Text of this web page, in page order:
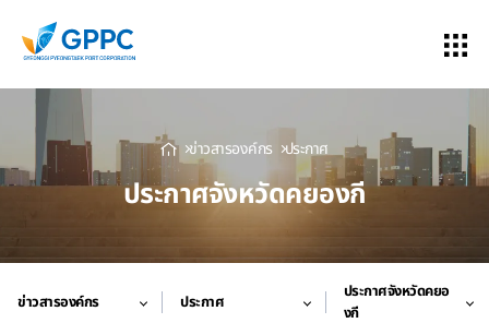
ข่าวสารองค์กร ประกาศ
ประกาศจังหวัดคยองกี
ข่าวสารองค์กร ประกาศ
ประกาศจังหวัดคยอ
งกี